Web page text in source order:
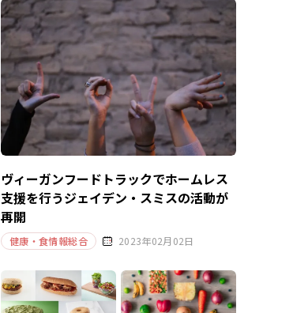
ヴィーガンフードトラックでホームレス
支援を行うジェイデン・スミスの活動が
再開
健康・食情報総合 2023年02月02日